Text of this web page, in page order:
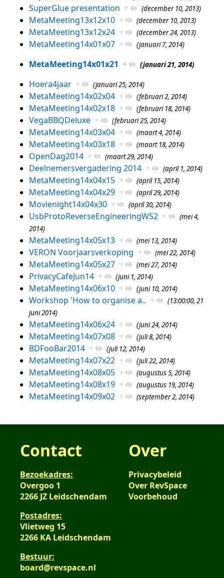
SuperGlue presentation + (december 10, 2013)
MetaMeeting13x12x10 + (december 10, 2013)
MetaMeeting13x12x24 + (december 24, 2013)
MetaMeeting14x01x07 + (januari 7, 2014)
MetaMeeting14x01x21 + (januari 21, 2014)
Hoera4jaar + (januari 25, 2014)
MetaMeeting14x02x04 + (februari 2, 2014)
MetaMeeting14x02x18 + (februari 18, 2014)
VegaBBQDeluxe + (februari 25, 2014)
MetaMeeting14x03x04 + (maart 4, 2014)
MetaMeeting14x03x18 + (maart 18, 2014)
OpenDag2014 + (maart 29, 2014)
Deelnemersvergadering 2014 + (april 1, 2014)
MetaMeeting14x04x15 + (april 15, 2014)
MetaMeeting14x04x29 + (april 29, 2014)
Movienight14x04x30 + (april 30, 2014)
UsbProtoReverseEngineeringWS2 +
(mei 4,
2014)
MetaMeeting14x05x13 + (mei 13, 2014)
VERON Voorjaarsverkoping + (mei 22, 2014)
MetaMeeting14x05x27 + (mei 27, 2014)
PrivacyCafeJun14 + (juni 1, 2014)
MetaMeeting14x06x10 + (juni 10, 2014)
Workshop 'How to organise a.. +
(13:00:00, 21
juni 2014)
MetaMeeting14x06x24 + (juni 24, 2014)
MetaMeeting14x07x08 + (juli 8, 2014)
BDFooBar2014 + (juli 12, 2014)
MetaMeeting14x07x22 + (juli 22, 2014)
MetaMeeting14x08x05 + (augustus 5, 2014)
MetaMeeting14x08x19 + (augustus 19, 2014)
MetaMeeting14x09x02 + (september 2, 2014)
Contact
Bezoekadres:
Overgoo 1
2266 JZ Leidschendam
Postadres:
Vlietweg 15
2266 KA Leidschendam
Bestuur:
board@revspace.nl
Over
Privacybeleid
Over RevSpace
Voorbehoud